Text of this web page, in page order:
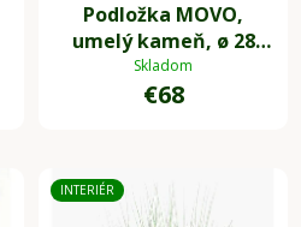
Podložka MOVO,
umelý kameň, ø 28
cm, sivá
Skladom
€68
INTERIÉR